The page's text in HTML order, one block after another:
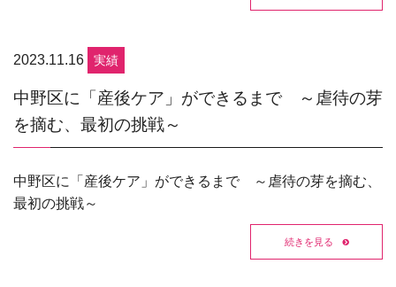
2023.11.16 実績
中野区に「産後ケア」ができるまで ～虐待の芽
を摘む、最初の挑戦～
中野区に「産後ケア」ができるまで ～虐待の芽を摘む、
最初の挑戦～
続きを見る